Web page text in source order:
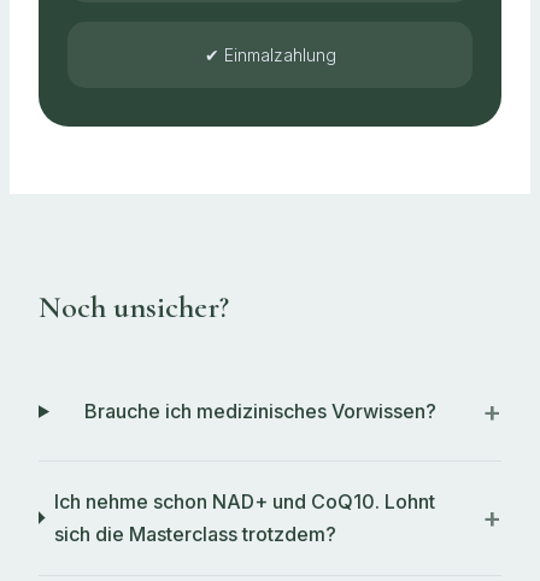
✔ Einmalzahlung
Noch unsicher?
Brauche ich medizinisches Vorwissen?
Ich nehme schon NAD+ und CoQ10. Lohnt
sich die Masterclass trotzdem?